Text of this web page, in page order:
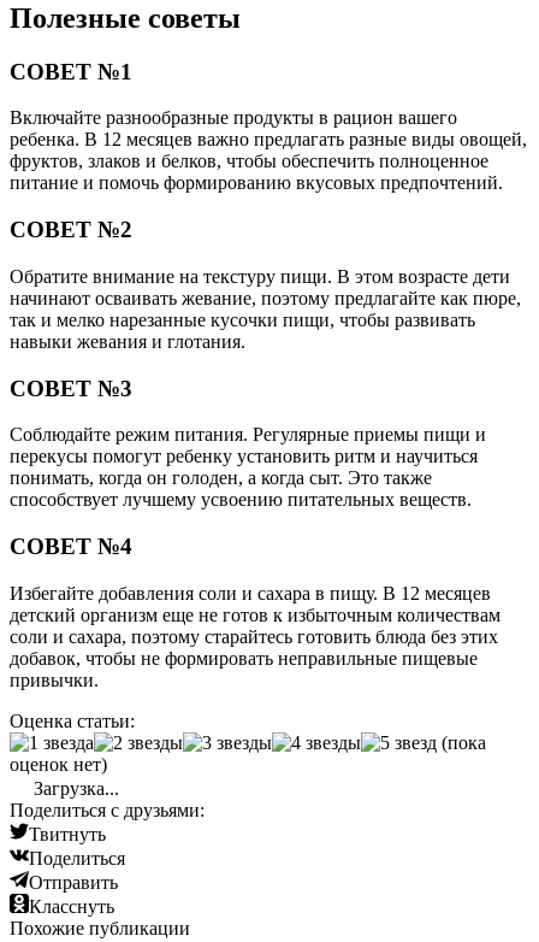
Полезные советы
СОВЕТ №1
Включайте разнообразные продукты в рацион вашего
ребенка. В 12 месяцев важно предлагать разные виды овощей,
фруктов, злаков и белков, чтобы обеспечить полноценное
питание и помочь формированию вкусовых предпочтений.
СОВЕТ №2
Обратите внимание на текстуру пищи. В этом возрасте дети
начинают осваивать жевание, поэтому предлагайте как пюре,
так и мелко нарезанные кусочки пищи, чтобы развивать
навыки жевания и глотания.
СОВЕТ №3
Соблюдайте режим питания. Регулярные приемы пищи и
перекусы помогут ребенку установить ритм и научиться
понимать, когда он голоден, а когда сыт. Это также
способствует лучшему усвоению питательных веществ.
СОВЕТ №4
Избегайте добавления соли и сахара в пищу. В 12 месяцев
детский организм еще не готов к избыточным количествам
соли и сахара, поэтому старайтесь готовить блюда без этих
добавок, чтобы не формировать неправильные пищевые
привычки.
Оценка статьи:
(пока
оценок нет)
Загрузка...
Поделиться с друзьями:
Твитнуть
Поделиться
Отправить
Класснуть
Похожие публикации